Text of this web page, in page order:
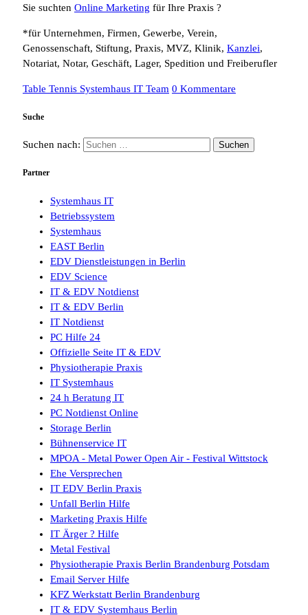
Sie suchten Online Marketing für Ihre Praxis ?
*für Unternehmen, Firmen, Gewerbe, Verein,
Genossenschaft, Stiftung, Praxis, MVZ, Klinik, Kanzlei,
Notariat, Notar, Geschäft, Lager, Spedition und Freiberufler
Table Tennis Systemhaus IT Team 0 Kommentare
Suche
Suchen nach:
Partner
Systemhaus IT
Betriebssystem
Systemhaus
EAST Berlin
EDV Dienstleistungen in Berlin
EDV Science
IT & EDV Notdienst
IT & EDV Berlin
IT Notdienst
PC Hilfe 24
Offizielle Seite IT & EDV
Physiotherapie Praxis
IT Systemhaus
24 h Beratung IT
PC Notdienst Online
Storage Berlin
Bühnenservice IT
MPOA - Metal Power Open Air - Festival Wittstock
Ehe Versprechen
IT EDV Berlin Praxis
Unfall Berlin Hilfe
Marketing Praxis Hilfe
IT Ärger ? Hilfe
Metal Festival
Physiotherapie Praxis Berlin Brandenburg Potsdam
Email Server Hilfe
KFZ Werkstatt Berlin Brandenburg
IT & EDV Systemhaus Berlin